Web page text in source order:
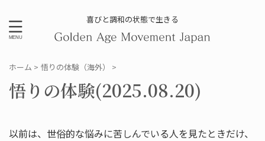
喜びと調和の状態で生きる
ホーム > 悟りの体験（海外） >
悟りの体験(2025.08.20)
以前は、世俗的な悩みに苦しんでいる人を見たときだけ、